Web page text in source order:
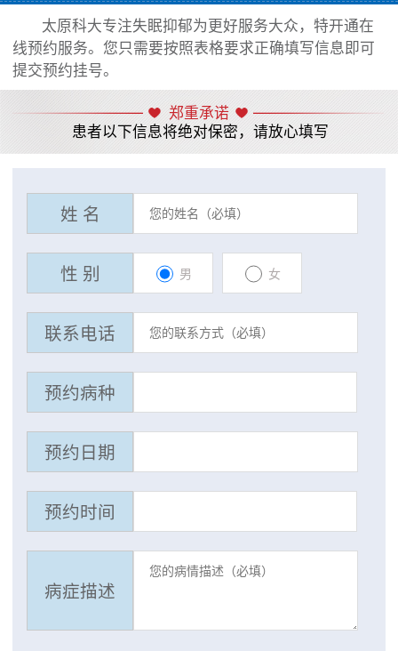
太原科大专注失眠抑郁为更好服务大众，特开通在
线预约服务。您只需要按照表格要求正确填写信息即可
提交预约挂号。
郑重承诺
患者以下信息将绝对保密，请放心填写
姓 名
性 别 男 女
联系电话
预约病种
预约日期
预约时间
病症描述